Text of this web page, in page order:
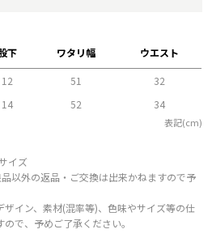
下 ワタリ幅 ウエスト
12 51
32
14 52 34
表記(cm)
イズ
以外の返品・ご交換は出来かねますので予
イン、素材(混率等)、色味やサイズ等の仕
で、予めご了承ください。